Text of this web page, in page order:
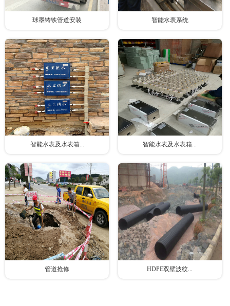
球墨铸铁管道安装 智能水表系统
智能水表及水表箱... 智能水表及水表箱...
管道抢修 HDPE双壁波纹...